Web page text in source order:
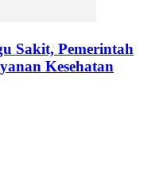
Sakit, Pemerintah
Kesehatan